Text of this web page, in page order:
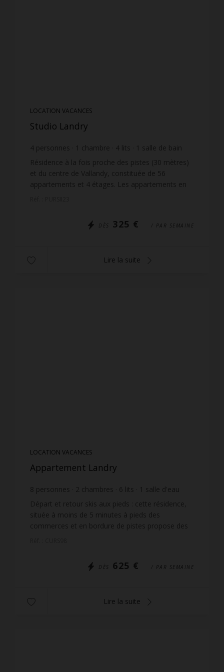
LOCATION VACANCES
Studio Landry
4 personnes 1 chambre 4 lits 1 salle de bain
Résidence à la fois proche des pistes (30 mètres)
et du centre de Vallandy, constituée de 56
appartements et 4 étages. Les appartements en
DÈS 325 € / PAR SEMAINE
Lire la suite
LOCATION VACANCES
Appartement Landry
8 personnes 2 chambres 6 lits 1 salle d'eau
salle de bain
Départ et retour skis aux pieds : cette résidence,
située à moins de 5 minutes à pieds des
commerces et en bordure de pistes propose des
DÈS 625 € / PAR SEMAINE
Lire la suite